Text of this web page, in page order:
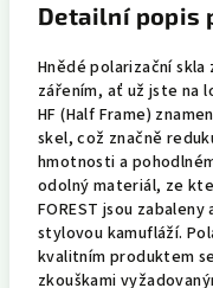
Detailní popis
Hnědé polarizační
zářením, ať už jste na
HF (Half Frame)
skel, což značně
hmotnosti a
odolný materiál, ze
FOREST jsou
stylovou kamufláží.
kvalitním produktem
zkouškami